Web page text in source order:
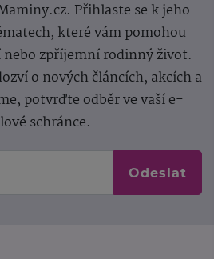
Přihlaste se k jeho
které vám pomohou
zpříjemní rodinný život.
o nových článcích, akcích a
potvrďte odběr ve vaší e-
schránce.
Odeslat